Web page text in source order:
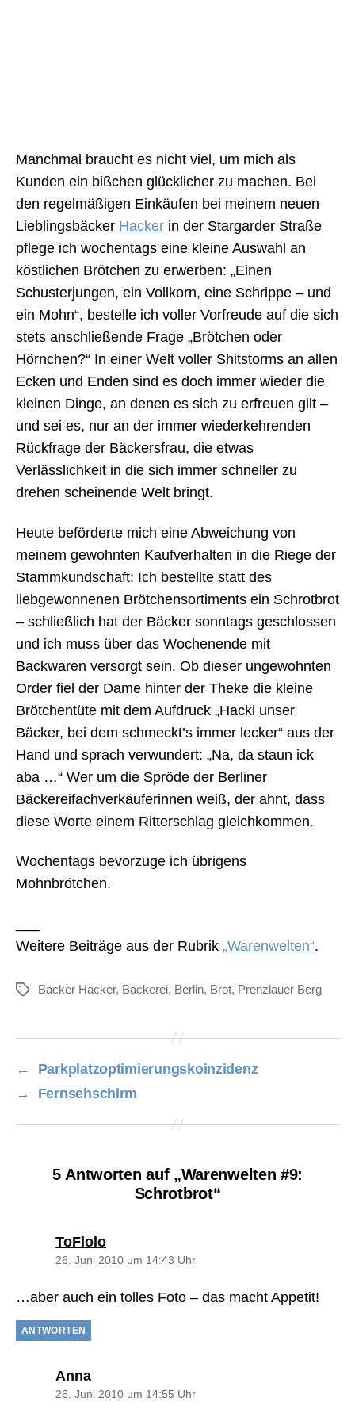
Manchmal braucht es nicht viel, um mich als
Kunden ein bißchen glücklicher zu machen. Bei
den regelmäßigen Einkäufen bei meinem neuen
Lieblingsbäcker Hacker in der Stargarder Straße
pflege ich wochentags eine kleine Auswahl an
köstlichen Brötchen zu erwerben: „Einen
Schusterjungen, ein Vollkorn, eine Schrippe – und
ein Mohn“, bestelle ich voller Vorfreude auf die sich
stets anschließende Frage „Brötchen oder
Hörnchen?“ In einer Welt voller Shitstorms an allen
Ecken und Enden sind es doch immer wieder die
kleinen Dinge, an denen es sich zu erfreuen gilt –
und sei es, nur an der immer wiederkehrenden
Rückfrage der Bäckersfrau, die etwas
Verlässlichkeit in die sich immer schneller zu
drehen scheinende Welt bringt.
Heute beförderte mich eine Abweichung von
meinem gewohnten Kaufverhalten in die Riege der
Stammkundschaft: Ich bestellte statt des
liebgewonnenen Brötchensortiments ein Schrotbrot
– schließlich hat der Bäcker sonntags geschlossen
und ich muss über das Wochenende mit
Backwaren versorgt sein. Ob dieser ungewohnten
Order fiel der Dame hinter der Theke die kleine
Brötchentüte mit dem Aufdruck „Hacki unser
Bäcker, bei dem schmeckt’s immer lecker“ aus der
Hand und sprach verwundert: „Na, da staun ick
aba …“ Wer um die Spröde der Berliner
Bäckereifachverkäuferinnen weiß, der ahnt, dass
diese Worte einem Ritterschlag gleichkommen.
Wochentags bevorzuge ich übrigens
Mohnbrötchen.
Weitere Beiträge aus der Rubrik „Warenwelten“.
Schlagwörter
Bäcker Hacker, Bäckerei, Berlin, Brot, Prenzlauer Berg
←
Parkplatzoptimierungskoinzidenz
→
Fernsehschirm
5 Antworten auf „Warenwelten #9:
Schrotbrot“
ToFlolosagt:
26. Juni 2010 um 14:43 Uhr
…aber auch ein tolles Foto – das macht Appetit!
ANTWORTEN
Anna
26. Juni 2010 um 14:55 Uhr